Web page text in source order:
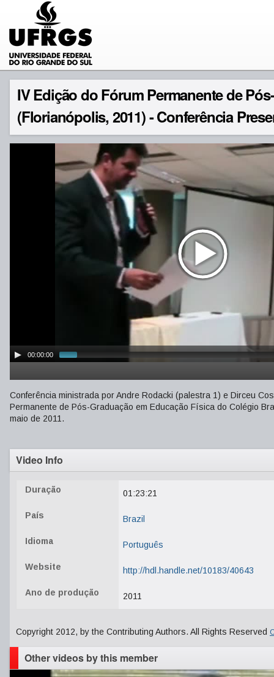
IV Edição do Fórum Permanente de
(Florianópolis, 2011) - Conferência
00:00:00
Conferência ministrada por Andre Rodacki (palestra 1) e Dirceu
Permanente de Pós-Graduação em Educação Física do Colégio
maio de 2011.
Video Info
Duração 01:23:21
País Brazil
Idioma Português
Website http://hdl.handle.net/10183/40643
Ano de produção 2011
Copyright 2012, by the Contributing Authors. All Rights Reserved
Other videos by this member